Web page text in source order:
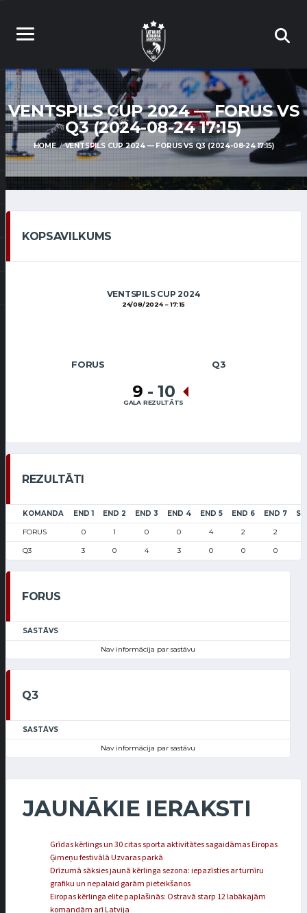
VENTSPILS CUP 2024 — FORUS VS
Q3 (2024-08-24 17:15)
HOME VENTSPILS CUP 2024 — FORUS VS Q3 (2024-08-24 17:15)
KOPSAVILKUMS
VENTSPILS CUP 2024
24/08/2024 17:15
FORUS Q3
9 - 10
GALA REZULTĀTS
REZULTĀTI
KOMANDA END 1 END 2 END 3 END 4 END 5 END 6 END 7
FORUS 0 1 0 0 4 2 2
Q3 3 0 4 3 0 0 0
FORUS
SASTĀVS
Nav informācija par sastāvu
Q3
SASTĀVS
Nav informācija par sastāvu
JAUNĀKIE IERAKSTI
Grīdas kērlings un 30 citas sporta aktivitātes sagaidāmas Eiropas
Ģimeņu festivālā Uzvaras parkā
Drīzumā sāksies jaunā kērlinga sezona: iepazīsties ar turnīru
grafiku un nepalaid garām pieteikšanos
Eiropas kērlinga elite paplašinās: Ostravā starp 12 labākajām
komandām arī Latvija